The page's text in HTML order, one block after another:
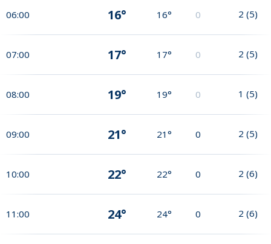
06:00 16° 16° 0 2 (5)
07:00 17° 17° 0 2 (5)
08:00 19° 19° 0 1 (5)
09:00 21° 21° 0 2 (5)
10:00 22° 22° 0 2 (6)
11:00 24° 24° 0 2 (6)